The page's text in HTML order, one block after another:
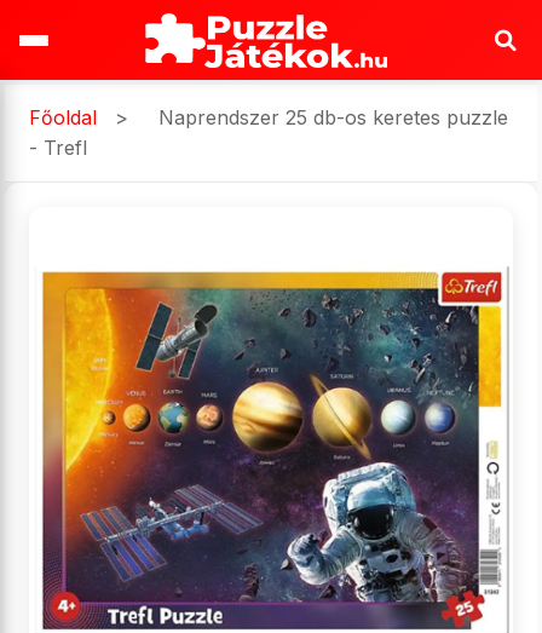
Főoldal >
Naprendszer 25 db-os keretes puzzle
- Trefl